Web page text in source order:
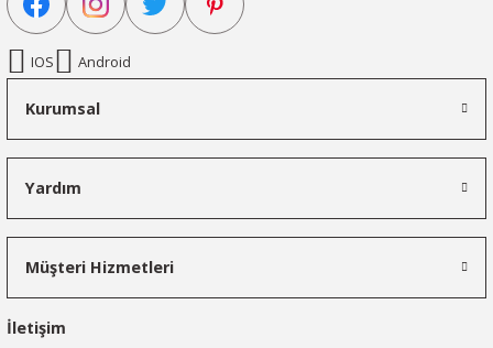
IOS Android
Kurumsal
Yardım
Müşteri Hizmetleri
İletişim